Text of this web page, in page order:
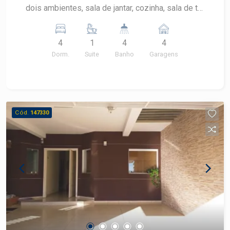
dois ambientes, sala de jantar, cozinha, sala de tv,
4
Dorm.
1
Suite
4
Banho
4
Garagens
Cód. 147330